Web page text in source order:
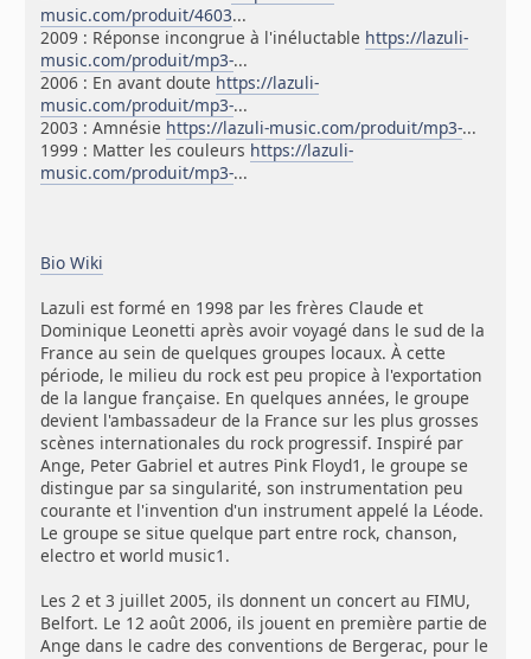
music.com/produit/4603...
2009 : Réponse incongrue à l'inéluctable https://lazuli-
music.com/produit/mp3-...
2006 : En avant doute https://lazuli-
music.com/produit/mp3-...
2003 : Amnésie https://lazuli-music.com/produit/mp3-...
1999 : Matter les couleurs https://lazuli-
music.com/produit/mp3-...
Bio Wiki
Lazuli est formé en 1998 par les frères Claude et
Dominique Leonetti après avoir voyagé dans le sud de la
France au sein de quelques groupes locaux. À cette
période, le milieu du rock est peu propice à l'exportation
de la langue française. En quelques années, le groupe
devient l'ambassadeur de la France sur les plus grosses
scènes internationales du rock progressif. Inspiré par
Ange, Peter Gabriel et autres Pink Floyd1, le groupe se
distingue par sa singularité, son instrumentation peu
courante et l'invention d'un instrument appelé la Léode.
Le groupe se situe quelque part entre rock, chanson,
electro et world music1.
Les 2 et 3 juillet 2005, ils donnent un concert au FIMU,
Belfort. Le 12 août 2006, ils jouent en première partie de
Ange dans le cadre des conventions de Bergerac, pour le